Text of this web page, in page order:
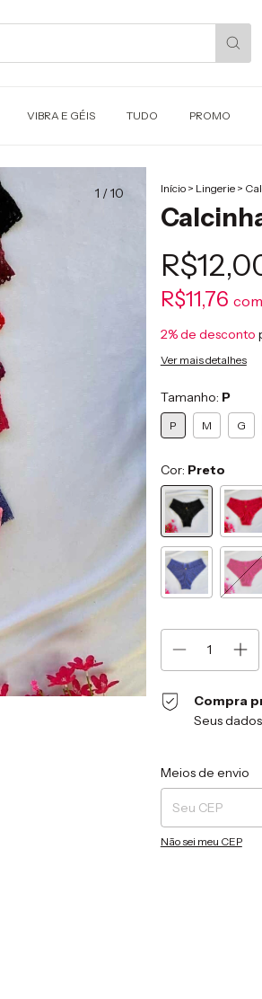
VIBRA E GÉIS TUDO PROMO
1 /10 Início > Lingerie >
R$11,76 com
2% de desconto
Ver mais detalhes
Tamanho: P
P M G
Cor: Preto
Compra
Seus
Entregas para o CEP:
Meios de envio
Não sei meu CEP